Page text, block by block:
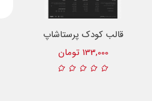
قالب کودک پرستاشاپ
133,000 تومان